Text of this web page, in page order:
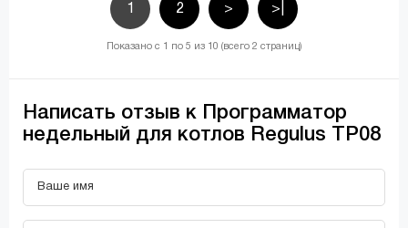
1 2 > >|
Показано с 1 по 5 из 10 (всего 2 страниц)
Написать отзыв к Программатор
недельный для котлов Regulus TP08